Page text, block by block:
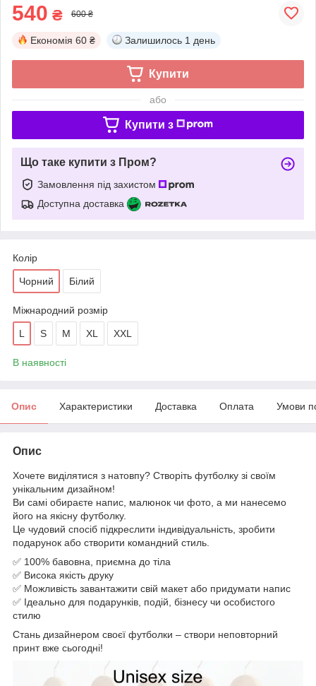
540 ₴ 600 ₴
Економія 60 ₴ Залишилось 1 день
Купити
або
Купити з
Що таке купити з Пром?
Замовлення під захистом
Доступна доставка
Колір
Чорний Білий
Міжнародний розмір
L S M XL XXL
В наявності
Опис Характеристики Доставка Оплата Умови
Опис
Хочете виділятися з натовпу? Створіть футболку зі своїм
унікальним дизайном!
Ви самі обираєте напис, малюнок чи фото, а ми нанесемо
його на якісну футболку.
Це чудовий спосіб підкреслити індивідуальність, зробити
подарунок або створити командний стиль.
✅ 100% бавовна, приємна до тіла
✅ Висока якість друку
✅ Можливість завантажити свій макет або придумати напис
✅ Ідеально для подарунків, подій, бізнесу чи особистого
стилю
Стань дизайнером своєї футболки – створи неповторний
принт вже сьогодні!